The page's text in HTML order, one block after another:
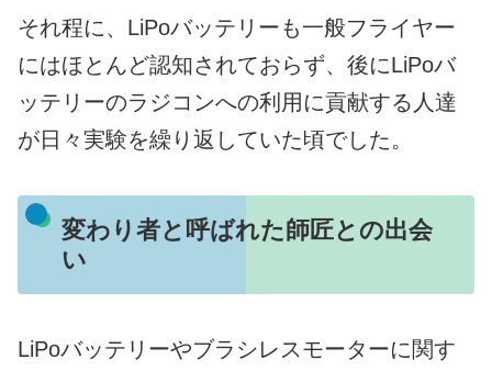
それ程に、LiPoバッテリーも一般フライヤー
にはほとんど認知されておらず、後にLiPoバ
ッテリーのラジコンへの利用に貢献する人達
が日々実験を繰り返していた頃でした。
変わり者と呼ばれた師匠との出会
い
LiPoバッテリーやブラシレスモーターに関す